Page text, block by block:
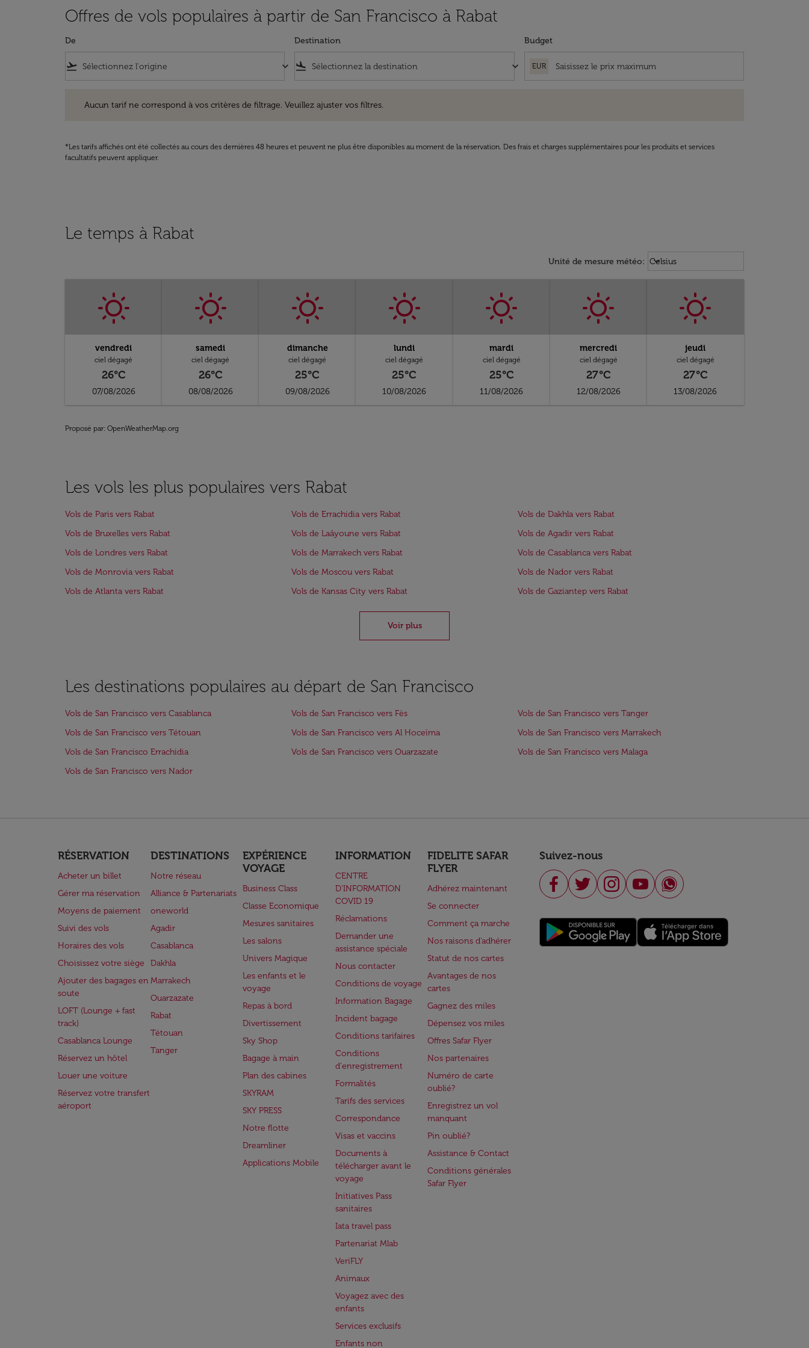
Offres de vols populaires à partir de San Francisco à Rabat
De
flight_takeoff keyboard_arrow_down
Destination
flight_land keyboard_arrow_down
Budget
EUR
Aucun tarif ne correspond à vos critères de filtrage. Veuillez ajuster vos filtres.
*Les tarifs affichés ont été collectés au cours des dernières 48 heures et peuvent ne plus être disponibles au moment de la réservation. Des frais et charges supplémentaires pour les produits et services
facultatifs peuvent appliquer.
Le temps à Rabat
Unité de mesure météo: Weather unit option Celsius
Celsius
keyboard_arrow_down
vendredi
ciel dégagé
26°C
07/08/2026
samedi
ciel dégagé
26°C
08/08/2026
dimanche
ciel dégagé
25°C
09/08/2026
lundi
ciel dégagé
25°C
10/08/2026
mardi
ciel dégagé
25°C
11/08/2026
mercredi
ciel dégagé
27°C
12/08/2026
jeudi
ciel dégagé
27°C
13/08/2026
Proposé par: OpenWeatherMap.org
Les vols les plus populaires vers Rabat
Vols de Paris vers Rabat Vols de Errachidia vers Rabat
Vols de Dakhla vers Rabat
Vols de Bruxelles vers Rabat
Vols de Laâyoune vers Rabat
Vols de Agadir vers Rabat
Vols de Londres vers Rabat
Vols de Marrakech vers Rabat
Vols de Casablanca vers Rabat
Vols de Monrovia vers Rabat
Vols de Moscou vers Rabat
Vols de Nador vers Rabat
Vols de Atlanta vers Rabat
Vols de Kansas City vers Rabat Vols de Gaziantep vers Rabat
Voir plus
Les destinations populaires au départ de San Francisco
Vols de San Francisco vers Casablanca Vols de San Francisco vers Fès
Vols de San Francisco vers Tanger
Vols de San Francisco vers Tétouan
Vols de San Francisco vers Al Hoceïma
Vols de San Francisco vers Marrakech
Vols de San Francisco Errachidia
Vols de San Francisco vers Ouarzazate
Vols de San Francisco vers Malaga
Vols de San Francisco vers Nador
RÉSERVATION
Acheter un billet
Gérer ma réservation
Moyens de paiement
Suivi des vols
Horaires des vols
Choisissez votre siège
Ajouter des bagages en
soute
LOFT (Lounge + fast
track)
Casablanca Lounge
Réservez un hôtel
Louer une voiture
Réservez votre transfert
aéroport
DESTINATIONS
Notre réseau
Alliance & Partenariats
oneworld
Agadir
Casablanca
Dakhla
Marrakech
Ouarzazate
Rabat
Tétouan
Tanger
EXPÉRIENCE
VOYAGE
Business Class
Classe Economique
Mesures sanitaires
Les salons
Univers Magique
Les enfants et le
voyage
Repas à bord
Divertissement
Sky Shop
Bagage à main
Plan des cabines
SKYRAM
SKY PRESS
Notre flotte
Dreamliner
Applications Mobile
INFORMATION
CENTRE
D’INFORMATION
COVID 19
Réclamations
Demander une
assistance spéciale
Nous contacter
Conditions de voyage
Information Bagage
Incident bagage
Conditions tarifaires
Conditions
d'enregistrement
Formalités
Tarifs des services
Correspondance
Visas et vaccins
Documents à
télécharger avant le
voyage
Initiatives Pass
sanitaires
Iata travel pass
Partenariat Mlab
VeriFLY
Animaux
Voyagez avec des
enfants
Services exclusifs
Enfants non
FIDELITE SAFAR
FLYER
Adhérez maintenant
Se connecter
Comment ça marche
Nos raisons d'adhérer
Statut de nos cartes
Avantages de nos
cartes
Gagnez des miles
Dépensez vos miles
Offres Safar Flyer
Nos partenaires
Numéro de carte
oublié?
Enregistrez un vol
manquant
Pin oublié?
Assistance & Contact
Conditions générales
Safar Flyer
Suivez-nous